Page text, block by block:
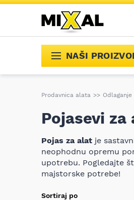
NAŠI
Prodavnica alata >>
Pojasevi za
Pojas za alat je
neophodnu opremu
upotrebu. Pogledajte
majstorske potrebe!
Sortiraj po